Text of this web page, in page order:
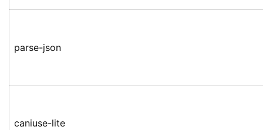
parse-json
caniuse-lite